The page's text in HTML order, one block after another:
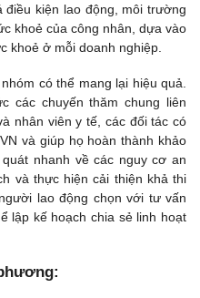
điều kiện lao động, môi trường
khoẻ của công nhân, dựa vào
khoẻ ở mỗi doanh nghiệp.
có thể mang lại hiệu quả.
các chuyến thăm chung liên
nhân viên y tế, các đối tác có
và giúp họ hoàn thành khảo
nhanh về các nguy cơ an
và thực hiện cải thiện khả thi
lao động chọn với tư vấn
lập kế hoạch chia sẻ linh hoạt